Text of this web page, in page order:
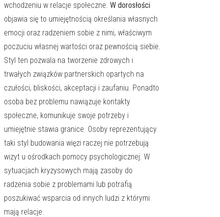
wchodzeniu w relacje społeczne. W dorosłości
objawia się to umiejętnością określania własnych
emocji oraz radzeniem sobie z nimi, właściwym
poczuciu własnej wartości oraz pewnością siebie.
Styl ten pozwala na tworzenie zdrowych i
trwałych związków partnerskich opartych na
czułości, bliskości, akceptacji i zaufaniu. Ponadto
osoba bez problemu nawiązuje kontakty
społeczne, komunikuje swoje potrzeby i
umiejętnie stawia granice. Osoby reprezentujący
taki styl budowania więzi raczej nie potrzebują
wizyt u ośrodkach pomocy psychologicznej. W
sytuacjach kryzysowych mają zasoby do
radzenia sobie z problemami lub potrafią
poszukiwać wsparcia od innych ludzi z którymi
mają relacje.